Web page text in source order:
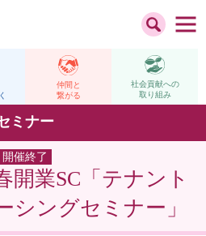
仲間と
繋がる
社会貢献への
取り組み
ミナー
開催終了
開業SC「テナント
シングセミナー」